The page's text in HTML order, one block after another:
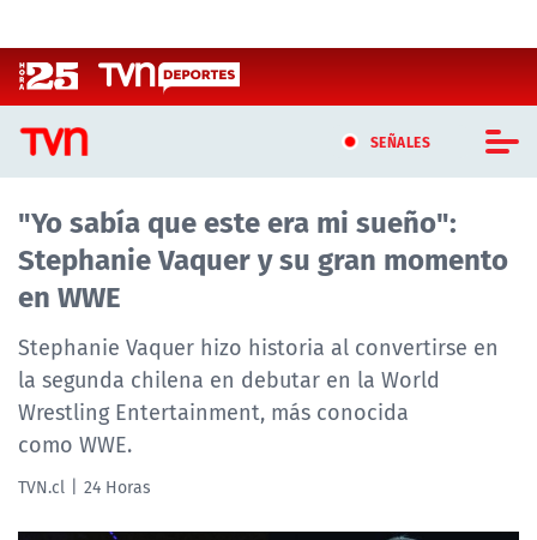
SEÑALES
CASTING MASTERCHEF CHILE
CASTING TVN VERTICAL
TVN VERTICAL
TVN PLAY
PROGRAMAS
"Yo sabía que este era mi sueño":
Stephanie Vaquer y su gran momento
en WWE
Stephanie Vaquer hizo historia al convertirse en
la segunda chilena en debutar en la World
Wrestling Entertainment, más conocida
como WWE.
TVN.cl 24 Horas